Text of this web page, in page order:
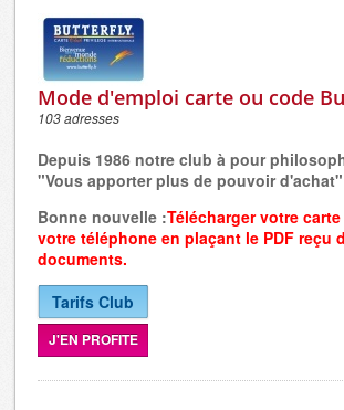
Mode d'emploi carte ou code
103 adresses
Depuis 1986 notre club à pour
"Vous apporter plus de pouvoir d'achat"
Bonne nouvelle :Télécharger votre
votre téléphone en plaçant le PDF reçu
documents.
Tarifs Club
J'EN PROFITE